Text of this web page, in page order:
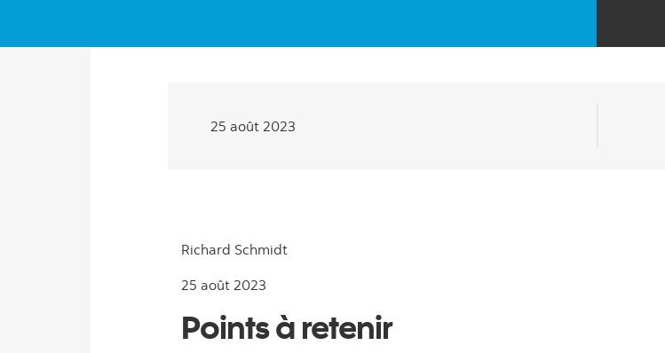
25 août 2023
Richard Schmidt
25 août 2023
Points à retenir